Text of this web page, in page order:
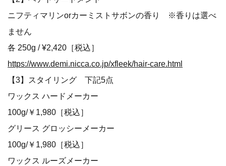
ニフティマリンorカーミストサボンの香り ※香りは選べ
ません
各 250g / ¥2,420［税込］
https://www.demi.nicca.co.jp/xfleek/hair-care.html
【3】スタイリング 下記5点
ワックス ハードメーカー
100g/￥1,980［税込］
グリース グロッシーメーカー
100g/￥1,980［税込］
ワックス ルーズメーカー